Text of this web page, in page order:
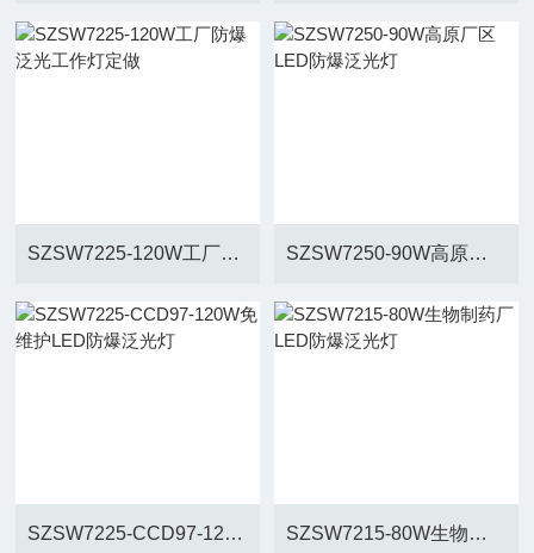
SZSW7225-120W工厂防爆泛光工作灯定做 SZSW7250-90W高原厂区LED防爆泛光灯
SZSW7225-CCD97-120W免维护LED防爆泛光灯 SZSW7215-80W生物制药厂LED防爆泛光灯